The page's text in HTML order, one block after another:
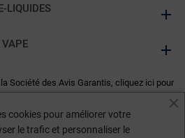
LIQUIDES
Société des Avis Garantis, cliquez ici pour
cookies pour améliorer votre
le trafic et personnaliser le